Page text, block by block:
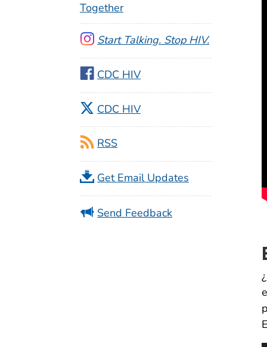
Together
Start Talking. Stop HIV.
CDC HIV
CDC HIV
RSS
Get Email Updates
Send Feedback